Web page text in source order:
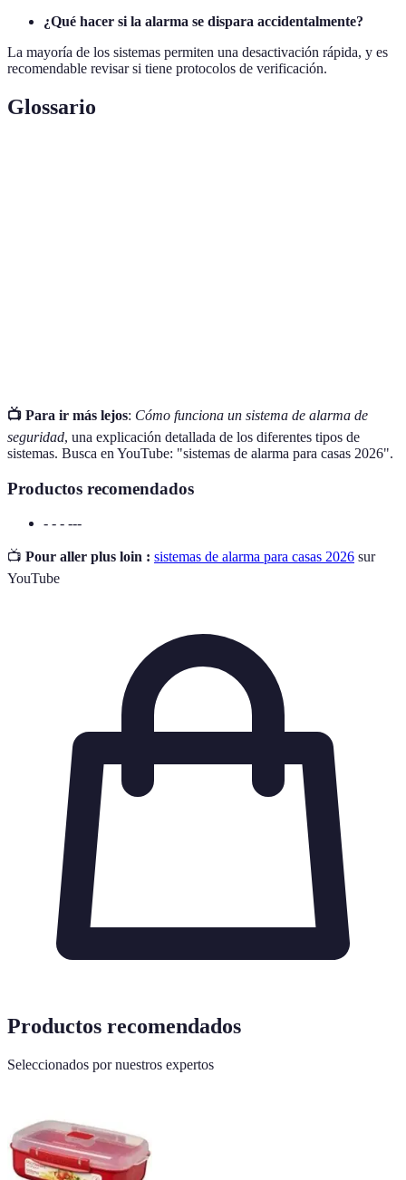
¿Qué hacer si la alarma se dispara accidentalmente?
La mayoría de los sistemas permiten una desactivación rápida, y es
recomendable revisar si tiene protocolos de verificación.
Glossario
📺 Para ir más lejos: Cómo funciona un sistema de alarma de
seguridad, una explicación detallada de los diferentes tipos de
sistemas. Busca en YouTube: "sistemas de alarma para casas 2026".
Productos recomendados
- - - ---
📺 Pour aller plus loin : sistemas de alarma para casas 2026 sur
YouTube
Productos recomendados
Seleccionados por nuestros expertos